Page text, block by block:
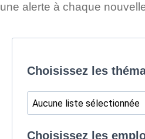
une alerte à chaque